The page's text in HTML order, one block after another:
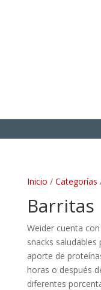
Inicio / Categorías
Barritas
Weider cuenta
snacks
aporte de
horas o después
diferentes